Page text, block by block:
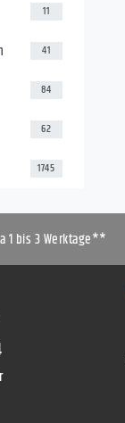
11
41
84
62
1745
1 bis 3 Werktage**